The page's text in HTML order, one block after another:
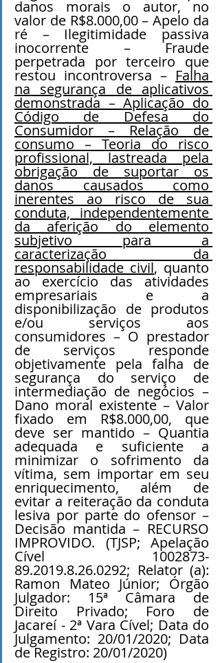
danos morais o autor, no
valor de R$8.000,00 – Apelo da
ré – Ilegitimidade passiva
inocorrente – Fraude
perpetrada por terceiro que
restou incontroversa – Falha
na segurança de aplicativos
demonstrada – Aplicação do
Código de Defesa do
Consumidor – Relação de
consumo – Teoria do risco
profissional, lastreada pela
obrigação de suportar os
danos causados como
inerentes ao risco de sua
conduta, independentemente
da aferição do elemento
subjetivo para a
caracterização da
responsabilidade civil, quanto
ao exercício das atividades
empresariais e a
disponibilização de produtos
e/ou serviços aos
consumidores – O prestador
de serviços responde
objetivamente pela falha de
segurança do serviço de
intermediação de negócios –
Dano moral existente – Valor
fixado em R$8.000,00, que
deve ser mantido – Quantia
adequada e suficiente a
minimizar o sofrimento da
vítima, sem importar em seu
enriquecimento, além de
evitar a reiteração da conduta
lesiva por parte do ofensor –
Decisão mantida – RECURSO
IMPROVIDO. (TJSP; Apelação
Cível 1002873-
89.2019.8.26.0292; Relator (a):
Ramon Mateo Júnior; Órgão
Julgador: 15ª Câmara de
Direito Privado; Foro de
Jacareí - 2ª Vara Cível; Data do
Julgamento: 20/01/2020; Data
de Registro: 20/01/2020)